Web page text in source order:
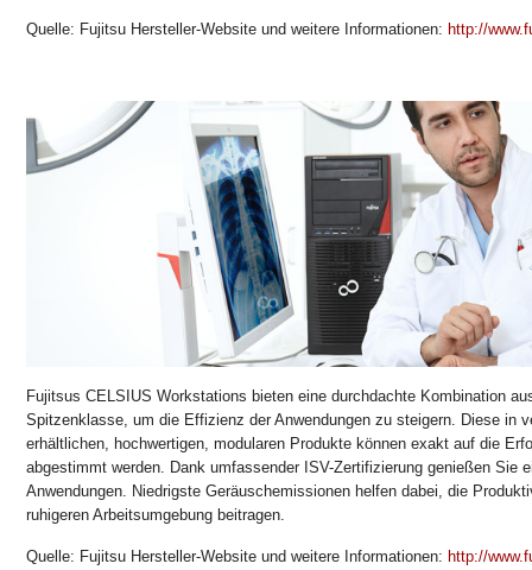
Quelle: Fujitsu Hersteller-Website und weitere Informationen: http://
Fujitsus CELSIUS Workstations bieten eine durchdachte Kombination
Spitzenklasse, um die Effizienz der Anwendungen zu steigern. Diese in
erhältlichen, hochwertigen, modularen Produkte können exakt auf die
abgestimmt werden. Dank umfassender ISV-Zertifizierung genießen Sie
Anwendungen. Niedrigste Geräuschemissionen helfen dabei, die
ruhigeren Arbeitsumgebung beitragen.
Quelle: Fujitsu Hersteller-Website und weitere Informationen: http://